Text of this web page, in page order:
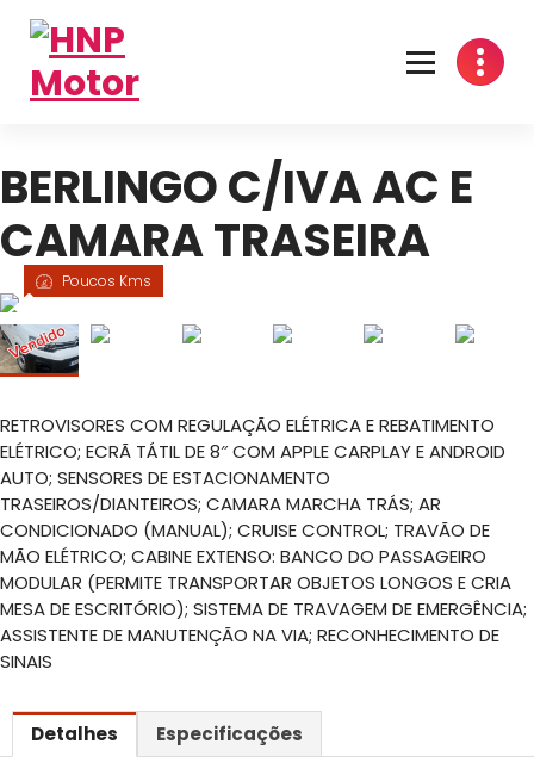
BERLINGO C/IVA AC E
CAMARA TRASEIRA
Poucos Kms
RETROVISORES COM REGULAÇÃO ELÉTRICA E REBATIMENTO
ELÉTRICO; ECRÃ TÁTIL DE 8″ COM APPLE CARPLAY E ANDROID
AUTO; SENSORES DE ESTACIONAMENTO
TRASEIROS/DIANTEIROS; CAMARA MARCHA TRÁS; AR
CONDICIONADO (MANUAL); CRUISE CONTROL; TRAVÃO DE
MÃO ELÉTRICO; CABINE EXTENSO: BANCO DO PASSAGEIRO
MODULAR (PERMITE TRANSPORTAR OBJETOS LONGOS E CRIA
MESA DE ESCRITÓRIO); SISTEMA DE TRAVAGEM DE EMERGÊNCIA;
ASSISTENTE DE MANUTENÇÃO NA VIA; RECONHECIMENTO DE
SINAIS
Detalhes Especificações